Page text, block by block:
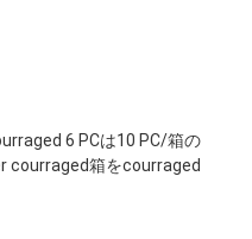
6 PCは10 PC/箱の
courraged箱をcourraged